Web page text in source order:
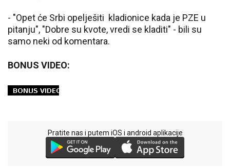
- "Opet će Srbi opelješiti kladionice kada je PZE u
pitanju", "Dobre su kvote, vredi se kladiti" - bili su
samo neki od komentara.
BONUS VIDEO:
Pratite nas i putem iOS i android aplikacije